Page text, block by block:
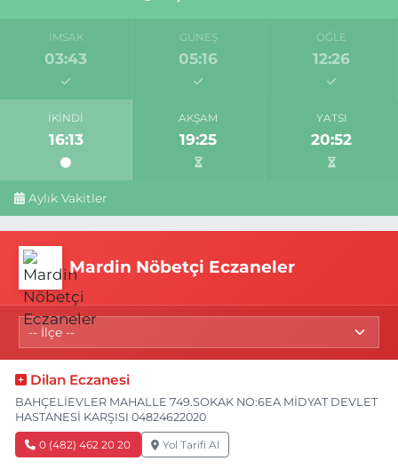
İMSAK
03:43
GÜNEŞ
05:16
ÖĞLE
12:26
İKINDI
16:13
AKŞAM
19:25
YATSI
20:52
Aylık Vakitler
Mardin Nöbetçi Eczaneler
Dilan Eczanesi
BAHÇELİEVLER MAHALLE 749.SOKAK NO:6EA MİDYAT DEVLET
HASTANESİ KARŞISI 04824622020
0 (482) 462 20 20 Yol Tarifi Al